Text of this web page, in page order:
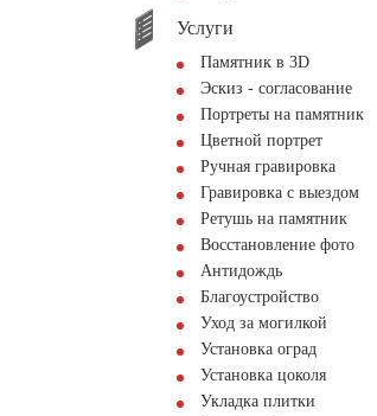
Услуги
Памятник в 3D
Эскиз - согласование
Портреты на памятник
Цветной портрет
Ручная гравировка
Гравировка с выездом
Ретушь на памятник
Восстановление фото
Антидождь
Благоустройство
Уход за могилкой
Установка оград
Установка цоколя
Укладка плитки